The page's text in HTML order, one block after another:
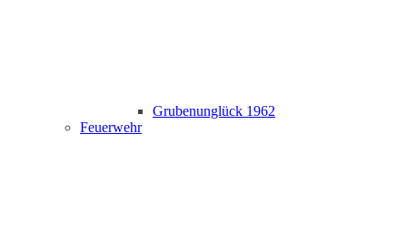
Grubenunglück 1962
Feuerwehr